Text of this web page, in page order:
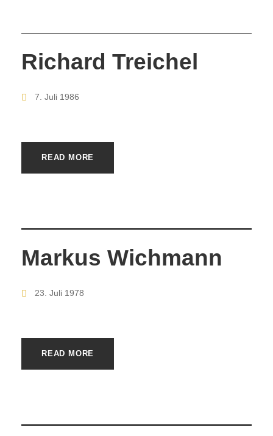
Richard Treichel
7. Juli 1986
READ MORE
Markus Wichmann
23. Juli 1978
READ MORE